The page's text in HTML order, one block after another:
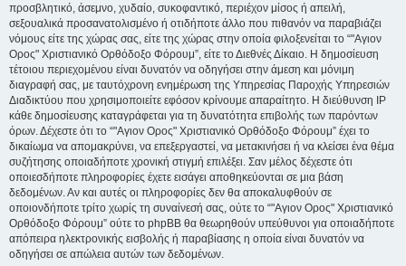
προσβλητικό, άσεμνο, χυδαίο, συκοφαντικό, περιέχον μίσος ή απειλή,
σεξουαλικά προσανατολισμένο ή οτιδήποτε άλλο που πιθανόν να παραβιάζει
νόμους είτε της χώρας σας, είτε της χώρας στην οποία φιλοξενείται το “"Αγιον
Ορος" Χριστιανικό Ορθόδοξο Φόρουμ”, είτε το Διεθνές Δίκαιο. Η δημοσίευση
τέτοιου περιεχομένου είναι δυνατόν να οδηγήσει στην άμεση και μόνιμη
διαγραφή σας, με ταυτόχρονη ενημέρωση της Υπηρεσίας Παροχής Υπηρεσιών
Διαδικτύου που χρησιμοποιείτε εφόσον κρίνουμε απαραίτητο. Η διεύθυνση IP
κάθε δημοσίευσης καταγράφεται για τη δυνατότητα επιβολής των παρόντων
όρων. Δέχεστε ότι το “"Αγιον Ορος" Χριστιανικό Ορθόδοξο Φόρουμ” έχει το
δικαίωμα να απομακρύνει, να επεξεργαστεί, να μετακινήσει ή να κλείσει ένα θέμα
συζήτησης οποιαδήποτε χρονική στιγμή επιλέξει. Σαν μέλος δέχεστε ότι
οποιεσδήποτε πληροφορίες έχετε εισάγει αποθηκεύονται σε μια βάση
δεδομένων. Αν και αυτές οι πληροφορίες δεν θα αποκαλυφθούν σε
οποιονδήποτε τρίτο χωρίς τη συναίνεσή σας, ούτε το “"Αγιον Ορος" Χριστιανικό
Ορθόδοξο Φόρουμ” ούτε το phpBB θα θεωρηθούν υπεύθυνοι για οποιαδήποτε
απόπειρα ηλεκτρονικής εισβολής ή παραβίασης η οποία είναι δυνατόν να
οδηγήσει σε απώλεια αυτών των δεδομένων.